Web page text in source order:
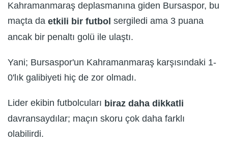
Kahramanmaraş deplasmanına giden Bursaspor, bu
maçta da etkili bir futbol sergiledi ama 3 puana
ancak bir penaltı golü ile ulaştı.
Yani; Bursaspor'un Kahramanmaraş karşısındaki 1-
0'lık galibiyeti hiç de zor olmadı.
Lider ekibin futbolcuları biraz daha dikkatli
davransaydılar; maçın skoru çok daha farklı
olabilirdi.